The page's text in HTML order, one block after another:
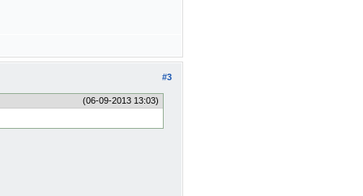
#3
(06-09-2013 13:03)